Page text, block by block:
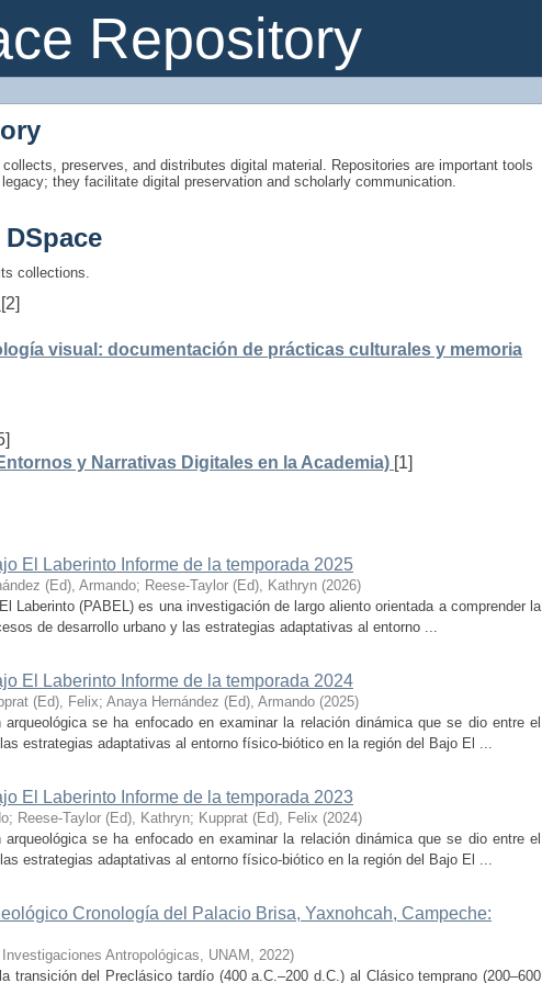
Repository
preserves, and distributes digital material. Repositories are important tools
they facilitate digital preservation and scholarly communication.
collections.
[2]
visual: documentación de prácticas culturales y memoria
y Narrativas Digitales en la Academia) [1]
El Laberinto Informe de la temporada 2025
(Ed), Armando; Reese-Taylor (Ed), Kathryn (2026)
Laberinto (PABEL) es una investigación de largo aliento orientada a comprender la
de desarrollo urbano y las estrategias adaptativas al entorno ...
El Laberinto Informe de la temporada 2024
(Ed), Felix; Anaya Hernández (Ed), Armando (2025)
se ha enfocado en examinar la relación dinámica que se dio entre el
estrategias adaptativas al entorno físico-biótico en la región del Bajo El ...
El Laberinto Informe de la temporada 2023
; Reese-Taylor (Ed), Kathryn; Kupprat (Ed), Felix (2024)
se ha enfocado en examinar la relación dinámica que se dio entre el
estrategias adaptativas al entorno físico-biótico en la región del Bajo El ...
Cronología del Palacio Brisa, Yaxnohcah, Campeche:
Investigaciones Antropológicas, UNAM , 2022)
transición del Preclásico tardío (400 a.C.–200 d.C.) al Clásico temprano (200–600